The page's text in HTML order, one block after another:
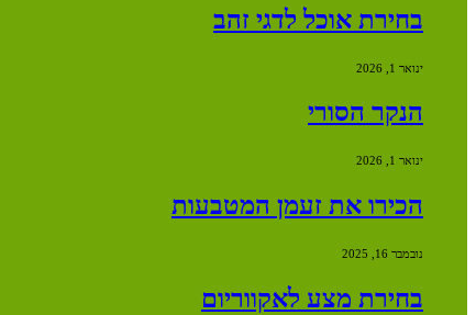
בחירת אוכל לדגי זהב
ינואר 1, 2026
הנקר הסורי
ינואר 1, 2026
הכירו את זעמן המטבעות
נובמבר 16, 2025
בחירת מצע לאקווריום